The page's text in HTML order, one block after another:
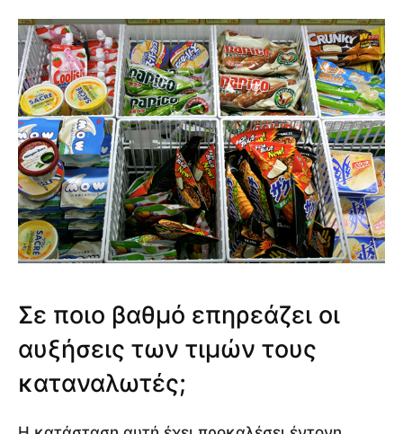
Σε ποιο βαθμό επηρεάζει οι
αυξήσεις των τιμών τους
καταναλωτές;